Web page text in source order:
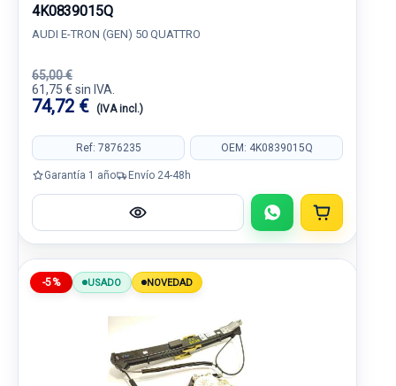
4K0839015Q
AUDI E-TRON (GEN) 50 QUATTRO
65,00 €
61,75 € sin IVA.
74,72 € (IVA incl.)
Ref: 7876235 OEM: 4K0839015Q
Garantía 1 año Envío 24-48h
-5% USADO NOVEDAD